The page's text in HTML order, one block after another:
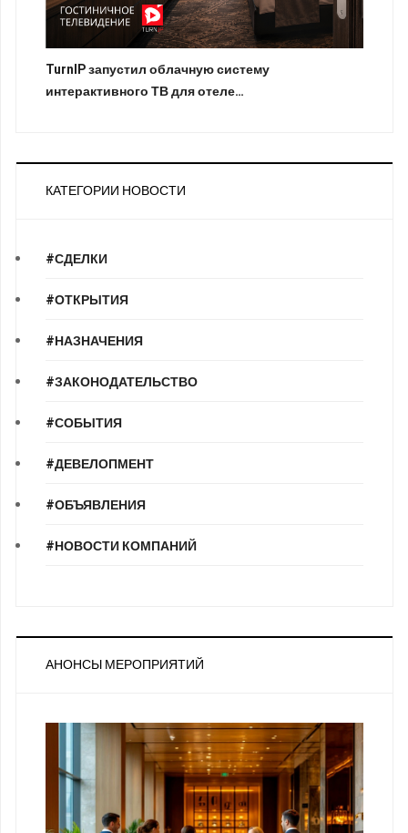
TurnIP запустил облачную систему
интерактивного ТВ для отеле…
КАТЕГОРИИ НОВОСТИ
#СДЕЛКИ
#ОТКРЫТИЯ
#НАЗНАЧЕНИЯ
#ЗАКОНОДАТЕЛЬСТВО
#СОБЫТИЯ
#ДЕВЕЛОПМЕНТ
#ОБЪЯВЛЕНИЯ
#НОВОСТИ КОМПАНИЙ
АНОНСЫ МЕРОПРИЯТИЙ